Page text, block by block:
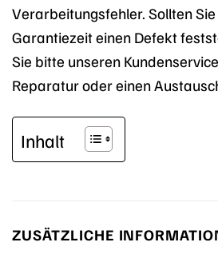
Verarbeitungsfehler. Sollten
Garantiezeit einen Defekt
Sie bitte unseren
Reparatur oder einen
Inhalt
ZUSÄTZLICHE